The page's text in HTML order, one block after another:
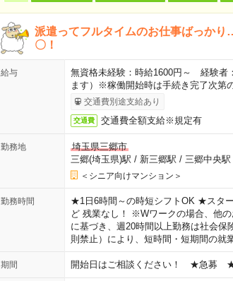
派遣ってフルタイムのお仕事ばっか
〇！
給与
無資格未経験：時給1600円～ 経験
ます）※稼働開始時は手続き完了次第
交通費別途支給あり
交通費 交通費全額支給※規定有
勤務地
埼玉県三郷市
三郷(埼玉県)駅 / 新三郷駅 / 三郷中央駅
＜シニア向けマンション＞
勤務時間
★1日6時間～の時短シフトOK ★スタ
ど 残業なし！ ※Wワークの場合、他
に基づき、週20時間以上勤務は社会
則禁止）により、短時間・短期間の就
期間 開始日はご相談ください！ ★急募 ★